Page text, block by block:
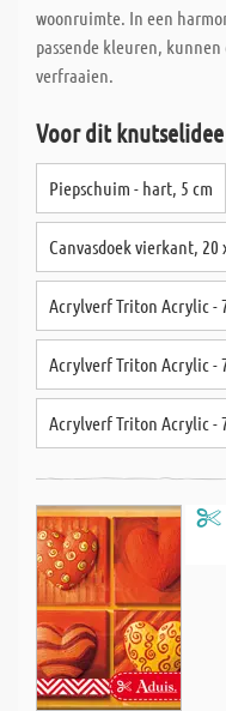
woonruimte. In een
passende kleuren,
verfraaien.
Voor dit
Piepschuim - hart, 5 cm
Canvasdoek vierkant, 20
Acrylverf Triton Acrylic -
Acrylverf Triton Acrylic -
Acrylverf Triton Acrylic -